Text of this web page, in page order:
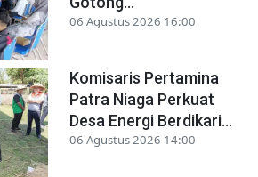
06 Agustus 2026 16:00
Komisaris Pertamina
Patra Niaga Perkuat
Desa Energi Berdikari...
06 Agustus 2026 14:00